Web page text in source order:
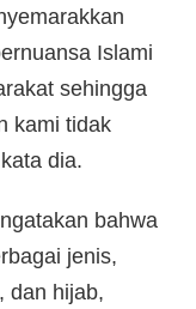
Islami
sehingga
kami tidak
dia.
bahwa
jenis,
dan hijab,